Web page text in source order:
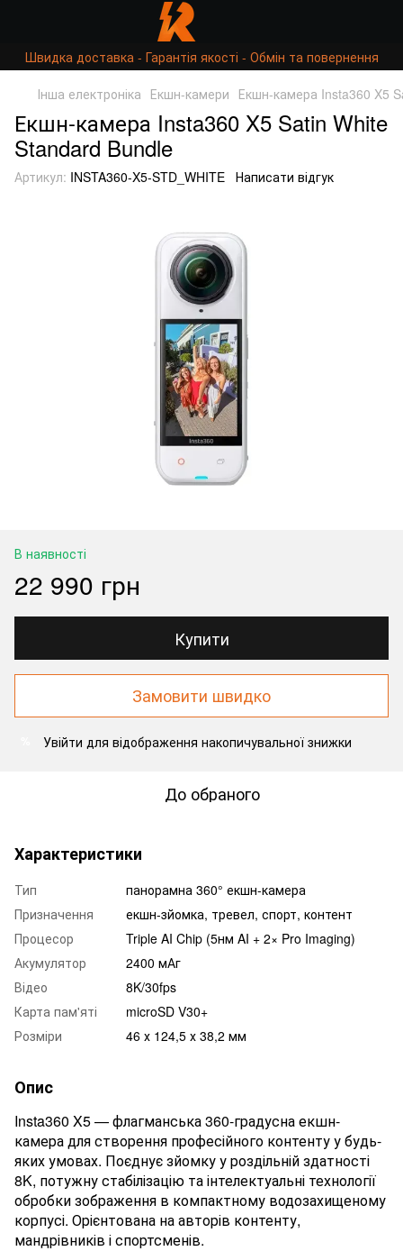
Швидка доставка - Гарантія якості - Обмін та повернення
Інша електроніка Екшн-камери Екшн-камера Insta360 X5
Екшн-камера Insta360 X5 Satin White
Standard Bundle
Артикул: INSTA360-X5-STD_WHITE Написати відгук
В наявності
22 990 грн
Купити
Замовити швидко
Увійти для відображення накопичувальної знижки
До обраного
Характеристики
Тип
панорамна 360° екшн-камера
Призначення
екшн-зйомка, тревел, спорт, контент
Процесор
Triple AI Chip (5нм AI + 2× Pro Imaging)
Акумулятор
2400 мАг
Відео
8K/30fps
Карта пам'яті
microSD V30+
Розміри
46 х 124,5 х 38,2 мм
Опис
Insta360 X5 — флагманська 360-градусна екшн-
камера для створення професійного контенту у будь-
яких умовах. Поєднує зйомку у роздільній здатності
8K, потужну стабілізацію та інтелектуальні технології
обробки зображення в компактному водозахищеному
корпусі. Орієнтована на авторів контенту,
мандрівників і спортсменів.